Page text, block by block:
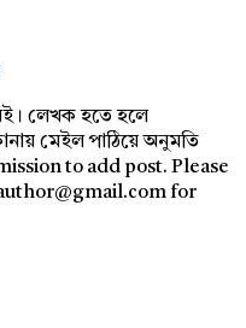
লেখক হতে হলে
মেইল পাঠিয়ে অনুমতি
to add post. Please
for